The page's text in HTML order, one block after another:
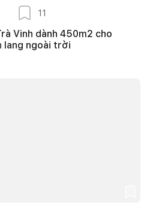
11
Vinh dành 450m2 cho
lang ngoài trời